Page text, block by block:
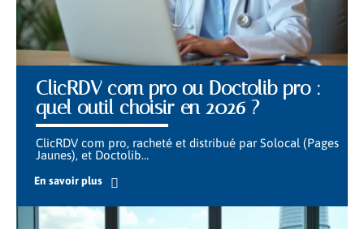
ClicRDV com pro ou Doctolib pro :
quel outil choisir en 2026 ?
ClicRDV com pro, racheté et distribué par Solocal (Pages
Jaunes), et Doctolib…
En savoir plus